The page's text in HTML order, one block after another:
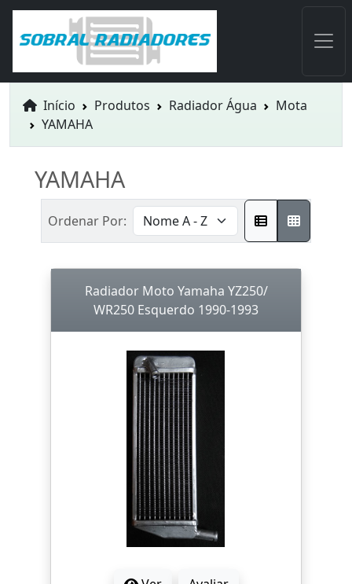
Início Produtos Radiador Água
Mota
YAMAHA
YAMAHA
Ordenar Por:
Radiador Moto Yamaha YZ250/
WR250 Esquerdo 1990-1993